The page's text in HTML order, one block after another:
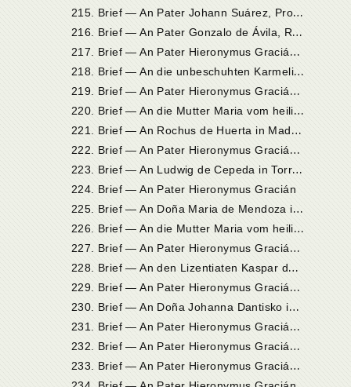
2
15. Brief — An Pater Johann Suárez, Provinzial der Gesellschaft Jesu, in Kastilien
2
16. Brief — An Pater Gonzalo de Ávila, Rektor der Gesellschaft Jesu in Ávila
2
17. Brief — An Pater Hieronymus Gracián in Alcalá oder in Pastrana
2
18. Brief — An die unbeschuhten Karmelitinnen in Toledo
2
19. Brief — An Pater Hieronymus Gracián in Alcalá de Henares
2
20. Brief — An die Mutter Maria vom heiligen Joseph, Priorin in Sevilla
2
21. Brief — An Rochus de Huerta in Madrid
2
22. Brief — An Pater Hieronymus Gracián von der Mutter Gottes
2
23. Brief — An Ludwig de Cepeda in Torrijos
224. Brief — An Pater Hieronymus Gracián
2
25. Brief — An Doña Maria de Mendoza in Valladolid
2
26. Brief — An die Mutter Maria vom heiligen Joseph, Priorin in Sevilla
2
27. Brief — An Pater Hieronymus Gracián in Madrid
2
28. Brief — An den Lizentiaten Kaspar de Villanueva in Malagón
2
29. Brief — An Pater Hieronymus Gracián in Madrid
2
30. Brief — An Doña Johanna Dantisko in Madrid
2
31. Brief — An Pater Hieronymus Gracián in Madrid
2
32. Brief — An Pater Hieronymus Gracián in Madrid
2
33. Brief — An Pater Hieronymus Gracián in Madrid